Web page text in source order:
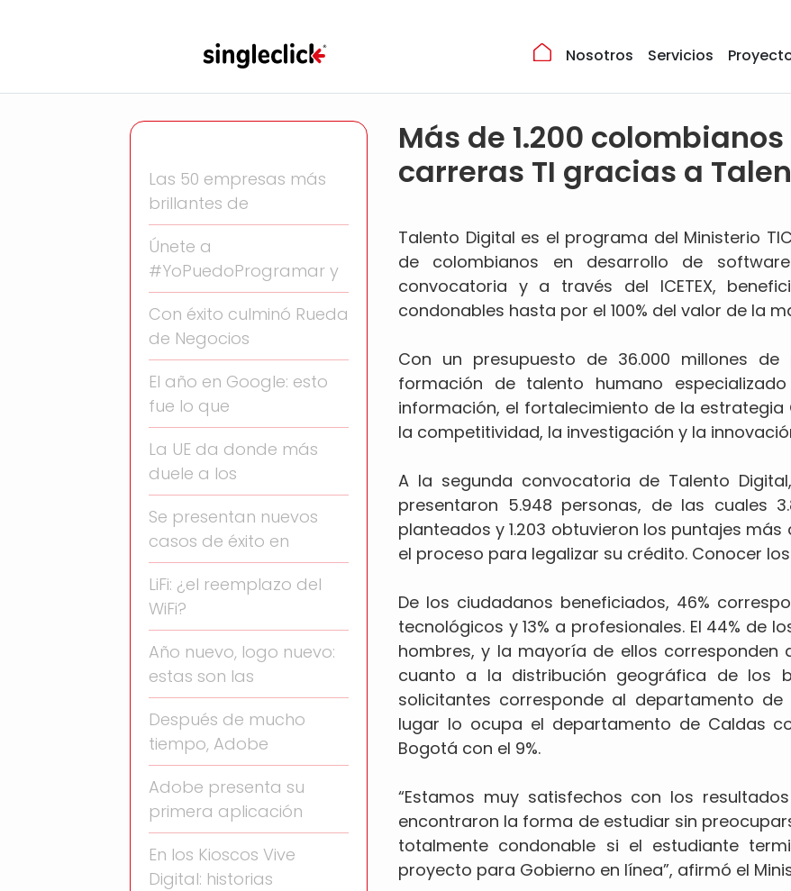
Nosotros Servicios
Las 50 empresas más
brillantes de
Únete a
#YoPuedoProgramar y
Con éxito culminó Rueda
de Negocios
El año en Google: esto
fue lo que
La UE da donde más
duele a los
Se presentan nuevos
casos de éxito en
LiFi: ¿el reemplazo del
WiFi?
Año nuevo, logo nuevo:
estas son las
Después de mucho
tiempo, Adobe
Adobe presenta su
primera aplicación
En los Kioscos Vive
Digital: historias
Más de 1.200
carreras TI gracias a
Talento Digital es el programa del Ministerio
de colombianos en desarrollo de
convocatoria y a través del ICETEX,
condonables hasta por el 100% del valor de la
Con un presupuesto de 36.000 millones
formación de talento humano
información, el fortalecimiento de la
la competitividad, la investigación y la
A la segunda convocatoria de Talento
presentaron 5.948 personas, de las cuales
planteados y 1.203 obtuvieron los puntajes
el proceso para legalizar su crédito. Conocer
De los ciudadanos beneficiados, 46%
tecnológicos y 13% a profesionales. El 44% de
hombres, y la mayoría de ellos corresponden
cuanto a la distribución geográfica de los
solicitantes corresponde al departamento de
lugar lo ocupa el departamento de Caldas
Bogotá con el 9%.
“Estamos muy satisfechos con los
encontraron la forma de estudiar sin
totalmente condonable si el estudiante
proyecto para Gobierno en línea”, afirmó el